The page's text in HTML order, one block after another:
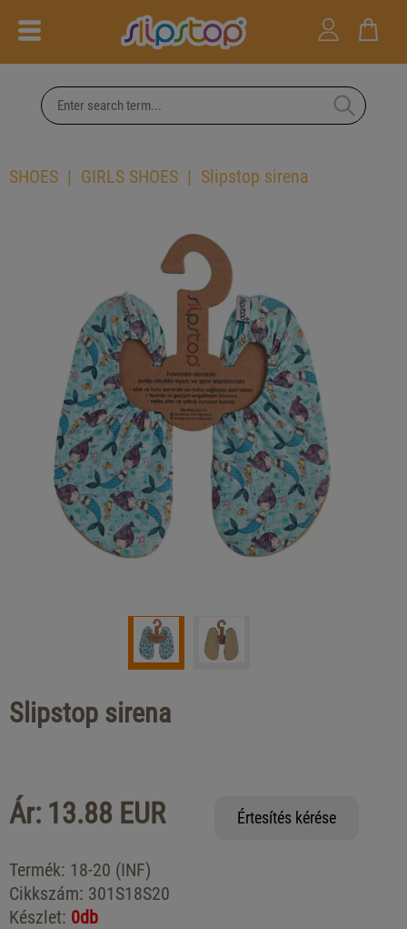
SHOES GIRLS SHOES Slipstop sirena
Slipstop sirena
Ár: 13.88 EUR Értesítés kérése
Termék: 18-20 (INF)
Cikkszám: 301S18S20
Készlet: 0db